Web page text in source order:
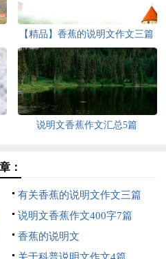
【精品】香蕉的说明文作文三篇
说明文香蕉作文汇总5篇
：
有关香蕉的说明文作文三篇
说明文香蕉作文400字7篇
香蕉的说明文
关于科普说明文作文4篇